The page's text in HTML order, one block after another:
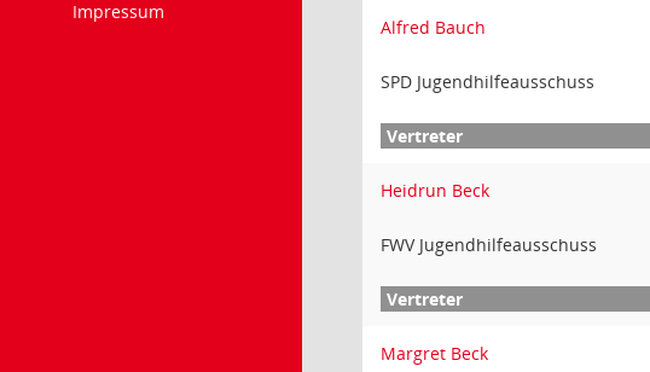
Impressum
Alfred Bauch
SPD Jugendhilfeausschuss
Heidrun Beck
FWV Jugendhilfeausschuss
Margret Beck